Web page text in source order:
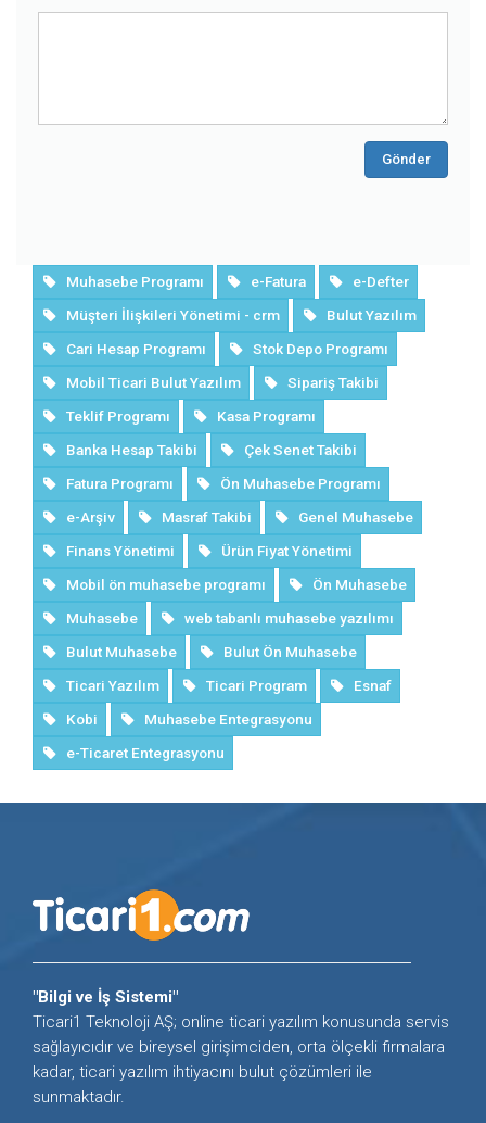
Gönder
Muhasebe Programı e-Fatura
e-Defter
Müşteri İlişkileri Yönetimi - crm
Bulut Yazılım
Cari Hesap Programı
Stok Depo Programı
Mobil Ticari Bulut Yazılım
Sipariş Takibi
Teklif Programı
Kasa Programı
Banka Hesap Takibi
Çek Senet Takibi
Fatura Programı
Ön Muhasebe Programı
e-Arşiv
Masraf Takibi
Genel Muhasebe
Finans Yönetimi
Ürün Fiyat Yönetimi
Mobil ön muhasebe programı
Ön Muhasebe
Muhasebe
web tabanlı muhasebe yazılımı
Bulut Muhasebe
Bulut Ön Muhasebe
Ticari Yazılım
Ticari Program
Esnaf
Kobi
Muhasebe Entegrasyonu
e-Ticaret Entegrasyonu
"Bilgi ve İş Sistemi"
Ticari1 Teknoloji AŞ; online ticari yazılım konusunda servis
sağlayıcıdır ve bireysel girişimciden, orta ölçekli firmalara
kadar, ticari yazılım ihtiyacını bulut çözümleri ile
sunmaktadır.